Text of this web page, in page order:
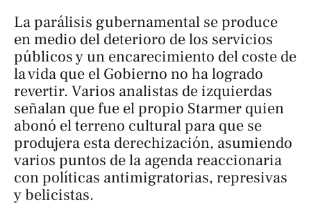
La parálisis gubernamental se produce
en medio del deterioro de los servicios
públicos y un encarecimiento del coste de
la vida que el Gobierno no ha logrado
revertir. Varios analistas de izquierdas
señalan que fue el propio Starmer quien
abonó el terreno cultural para que se
produjera esta derechización, asumiendo
varios puntos de la agenda reaccionaria
con políticas antimigratorias, represivas
y belicistas.